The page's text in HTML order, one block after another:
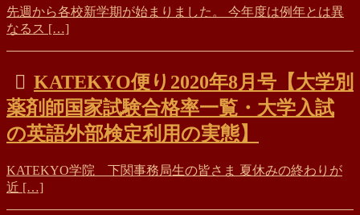
先週から各校新学期が始まりました。 今年度は例年とは異
なるス […]
KATEKYO便り2020年8月号【大学別
薬剤師国家試験合格率一覧・大学入試
の英語外部検定利用の実態】
KATEKYO学院 下関事務局生の皆さま 夏休みの終わりが
近 […]